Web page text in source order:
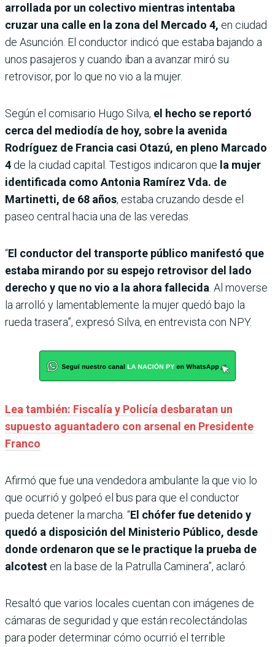
arrollada por un colectivo mientras intentaba
cruzar una calle en la zona del Mercado 4, en ciudad
de Asunción. El conductor indicó que estaba bajando a
unos pasajeros y cuando iban a avanzar miró su
retrovisor, por lo que no vio a la mujer.
Según el comisario Hugo Silva, el hecho se reportó
cerca del mediodía de hoy, sobre la avenida
Rodríguez de Francia casi Otazú, en pleno Marcado
4 de la ciudad capital. Testigos indicaron que la mujer
identificada como Antonia Ramírez Vda. de
Martinetti, de 68 años, estaba cruzando desde el
paseo central hacia una de las veredas.
“El conductor del transporte público manifestó que
estaba mirando por su espejo retrovisor del lado
derecho y que no vio a la ahora fallecida . Al moverse
la arrolló y lamentablemente la mujer quedó bajo la
rueda trasera”, expresó Silva, en entrevista con NPY.
Lea también: Fiscalía y Policía desbaratan un
supuesto aguantadero con arsenal en Presidente
Franco
Afirmó que fue una vendedora ambulante la que vio lo
que ocurrió y golpeó el bus para que el conductor
pueda detener la marcha. “El chófer fue detenido y
quedó a disposición del Ministerio Público, desde
donde ordenaron que se le practique la prueba de
alcotest en la base de la Patrulla Caminera”, aclaró.
Resaltó que varios locales cuentan con imágenes de
cámaras de seguridad y que están recolectándolas
para poder determinar cómo ocurrió el terrible